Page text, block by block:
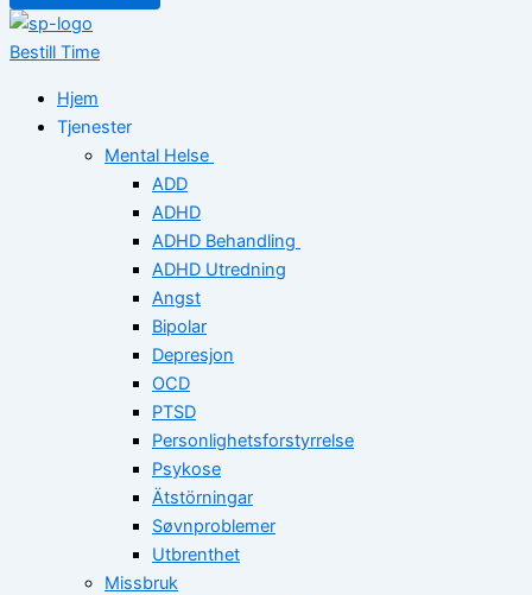
Bestill Time
Hjem
Tjenester
Mental Helse
ADD
ADHD
ADHD Behandling
ADHD Utredning
Angst
Bipolar
Depresjon
OCD
PTSD
Personlighetsforstyrrelse
Psykose
Ätstörningar
Søvnproblemer
Utbrenthet
Missbruk